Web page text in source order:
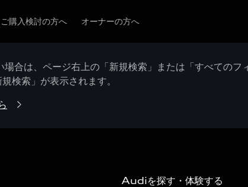
ご購入検討の方へ オーナーの方へ
合は、ページ右上の「新規検索」または「すべての
検索」が表示されます。
Audiを探す・体験する